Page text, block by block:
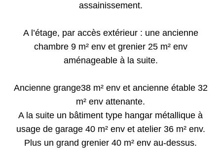
assainissement.
A l’étage, par accès extérieur : une ancienne
chambre 9 m² env et grenier 25 m² env
aménageable à la suite.
Ancienne grange38 m² env et ancienne étable 32
m² env attenante.
A la suite un bâtiment type hangar métallique à
usage de garage 40 m² env et atelier 36 m² env.
Plus un grand grenier 40 m² env au-dessus.